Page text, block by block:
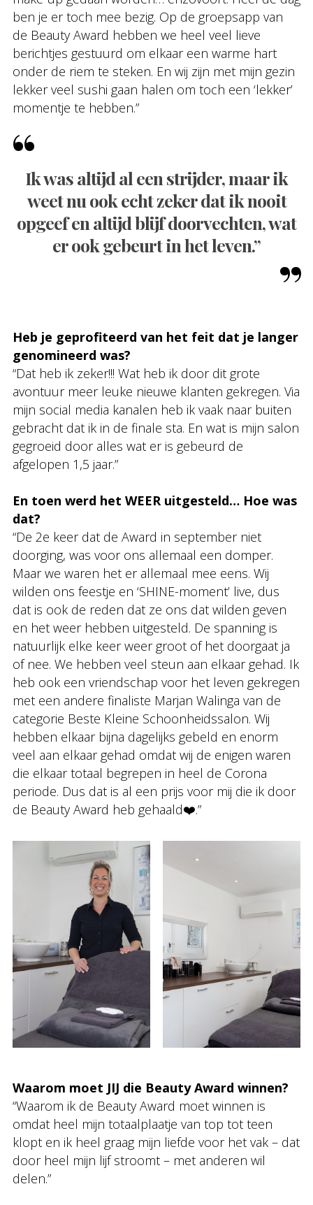
ben je er toch mee bezig. Op de groepsapp van
de Beauty Award hebben we heel veel lieve
berichtjes gestuurd om elkaar een warme hart
onder de riem te steken. En wij zijn met mijn gezin
lekker veel sushi gaan halen om toch een ‘lekker’
momentje te hebben.”
Ik was altijd al een strijder, maar ik
weet nu ook echt zeker dat ik nooit
opgeef en altijd blijf doorvechten, wat
er ook gebeurt in het leven.”
Heb je geprofiteerd van het feit dat je langer
genomineerd was?
“Dat heb ik zeker!!! Wat heb ik door dit grote
avontuur meer leuke nieuwe klanten gekregen. Via
mijn social media kanalen heb ik vaak naar buiten
gebracht dat ik in de finale sta. En wat is mijn salon
gegroeid door alles wat er is gebeurd de
afgelopen 1,5 jaar.”
En toen werd het WEER uitgesteld… Hoe was
dat?
“De 2e keer dat de Award in september niet
doorging, was voor ons allemaal een domper.
Maar we waren het er allemaal mee eens. Wij
wilden ons feestje en ‘SHINE-moment’ live, dus
dat is ook de reden dat ze ons dat wilden geven
en het weer hebben uitgesteld. De spanning is
natuurlijk elke keer weer groot of het doorgaat ja
of nee. We hebben veel steun aan elkaar gehad. Ik
heb ook een vriendschap voor het leven gekregen
met een andere finaliste Marjan Walinga van de
categorie Beste Kleine Schoonheidssalon. Wij
hebben elkaar bijna dagelijks gebeld en enorm
veel aan elkaar gehad omdat wij de enigen waren
die elkaar totaal begrepen in heel de Corona
periode. Dus dat is al een prijs voor mij die ik door
de Beauty Award heb gehaald❤️.”
Waarom moet JIJ die Beauty Award winnen?
“Waarom ik de Beauty Award moet winnen is
omdat heel mijn totaalplaatje van top tot teen
klopt en ik heel graag mijn liefde voor het vak – dat
door heel mijn lijf stroomt – met anderen wil
delen.”